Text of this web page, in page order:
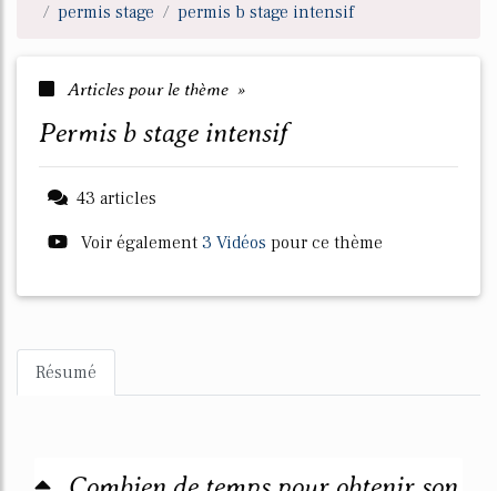
permis stage
permis b stage intensif
Articles pour le thème »
permis b stage intensif
43 articles
Voir également 3 Vidéos pour ce thème
Résumé